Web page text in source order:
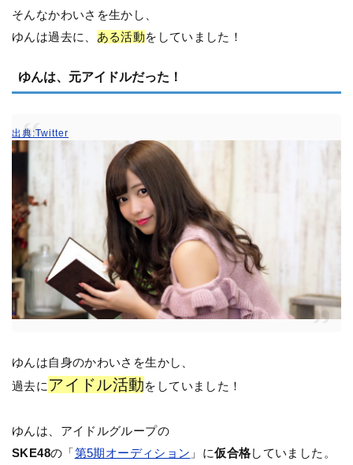
そんなかわいさを生かし、
ゆんは過去に、 ある活動をしていました！
ゆんは、元アイドルだった！
出典:Twitter
ゆんは自身のかわいさを生かし、
過去に アイドル活動をしていました！
ゆんは、アイドルグループの
SKE48の「第5期オーディション 」に仮合格していました。